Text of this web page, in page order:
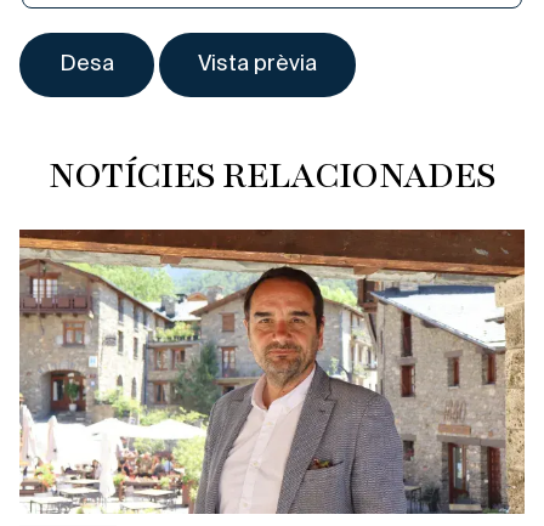
NOTÍCIES RELACIONADES